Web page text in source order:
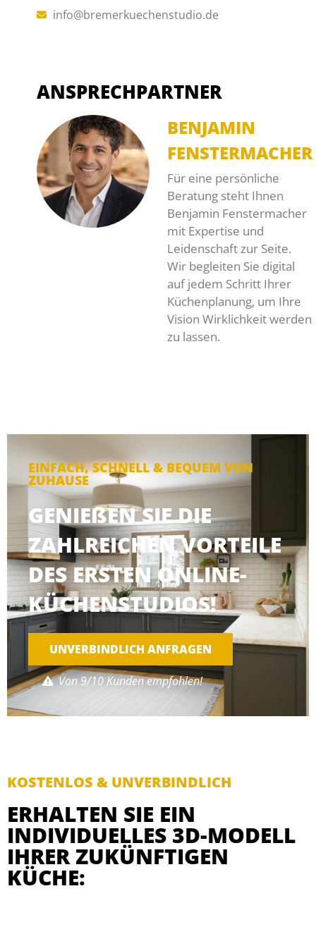
info@bremerkuechenstudio.de
ANSPRECHPARTNER
BENJAMIN
FENSTERMACHER
Für eine persönliche
Beratung steht Ihnen
Benjamin Fenstermacher
mit Expertise und
Leidenschaft zur Seite.
Wir begleiten Sie digital
auf jedem Schritt Ihrer
Küchenplanung, um Ihre
Vision Wirklichkeit werden
zu lassen.
EINFACH, SCHNELL & BEQUEM VON
ZUHAUSE
GENIEßEN SIE DIE
ZAHLREICHEN VORTEILE
DES ERSTEN ONLINE-
KÜCHENSTUDIOS!
UNVERBINDLICH ANFRAGEN
Von 9/10 Kunden empfohlen!
KOSTENLOS & UNVERBINDLICH
ERHALTEN SIE EIN
INDIVIDUELLES 3D-MODELL
IHRER ZUKÜNFTIGEN
KÜCHE: